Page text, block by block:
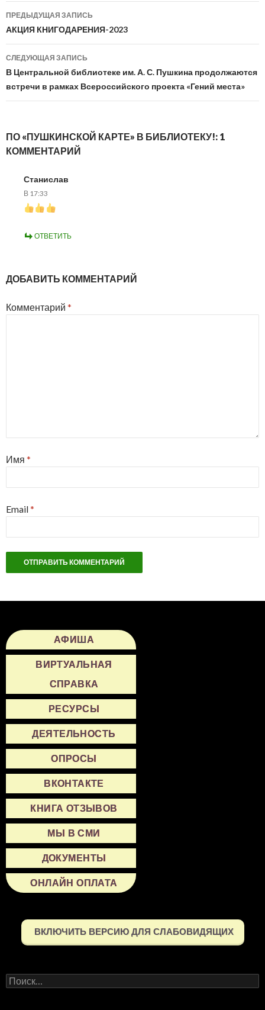
Навигация
по
записям
ПРЕДЫДУЩАЯ ЗАПИСЬ
АКЦИЯ КНИГОДАРЕНИЯ-2023
СЛЕДУЮЩАЯ ЗАПИСЬ
В Центральной библиотеке им. А. С. Пушкина продолжаются
встречи в рамках Всероссийского проекта «Гений места»
ПО «ПУШКИНСКОЙ КАРТЕ» В БИБЛИОТЕКУ!: 1
КОММЕНТАРИЙ
Станислав
В 17:33
ОТВЕТИТЬ
ДОБАВИТЬ КОММЕНТАРИЙ
Комментарий *
Имя *
Email*
АФИША
ВИРТУАЛЬНАЯ
СПРАВКА
РЕСУРСЫ
ДЕЯТЕЛЬНОСТЬ
ОПРОСЫ
ВКОНТАКТЕ
КНИГА ОТЗЫВОВ
МЫ В СМИ
ДОКУМЕНТЫ
ОНЛАЙН ОПЛАТА
ВКЛЮЧИТЬ ВЕРСИЮ ДЛЯ СЛАБОВИДЯЩИХ
Найти: